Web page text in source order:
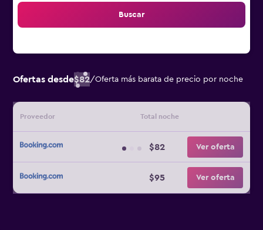
Buscar
Ofertas desde$82/Oferta más barata de precio por noche
Proveedor Total noche
$82 Ver oferta
$95 Ver oferta